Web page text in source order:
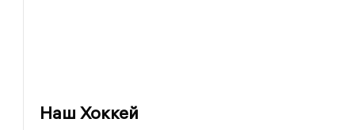
Наш Хоккей